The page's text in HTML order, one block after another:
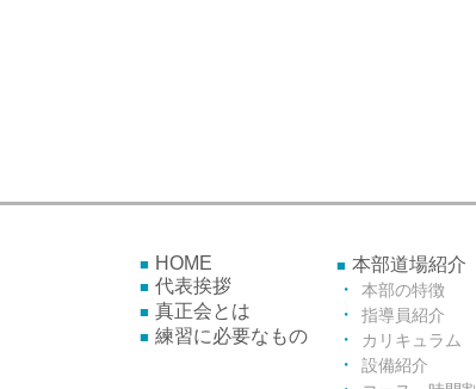
HOME
代表挨拶
真正会とは
練習に必要なもの
本部道場紹介
本部の特徴
指導員紹介
カリキュラム
設備紹介